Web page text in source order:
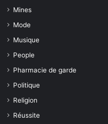
Mines
Mode
Musique
People
Pharmacie de garde
Politique
Religion
Réussite